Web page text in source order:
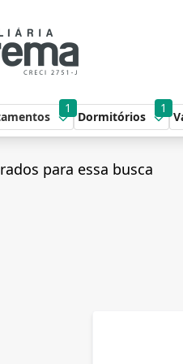
1 1
Dormitórios
para essa busca